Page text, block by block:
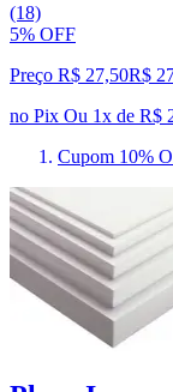
(18)
5% OFF
Preço R$ 27,50R$
no Pix Ou 1x de R$
Cupom 10%